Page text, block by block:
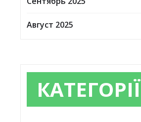
Август 2025
КАТЕГОРІЇ